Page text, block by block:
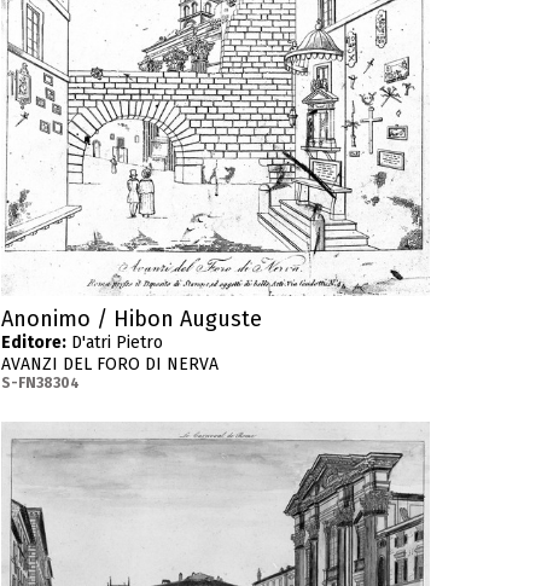
Anonimo / Hibon Auguste
Editore: D'atri Pietro
AVANZI DEL FORO DI NERVA
S-FN38304